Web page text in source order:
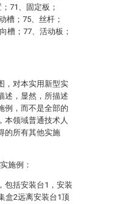
71、固定板；
槽；75、丝杆；
槽；77、活动板；
，对本实用新型实
述，显然，所描述
例，而不是全部的
本领域普通技术人
的所有其他实施
施例：
包括安装台1，安装
盒2远离安装台1顶